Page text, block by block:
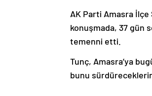
AK Parti Amasra İlçe
konuşmada, 37 gün
temenni etti.
Tunç, Amasra’ya
bunu